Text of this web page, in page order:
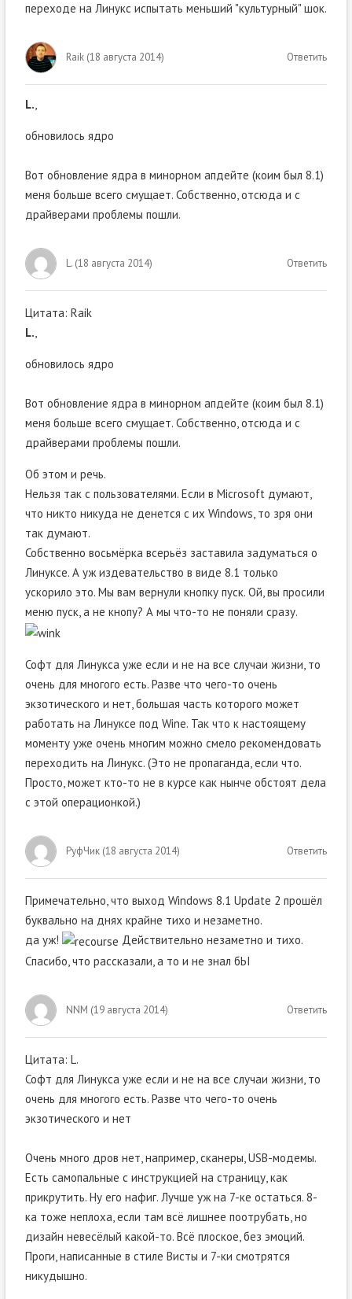
переходе на Линукс испытать меньший "культурный" шок.
Raik(18 августа 2014) Ответить
L.,
обновилось ядро
Вот обновление ядра в минорном апдейте (коим был 8.1)
меня больше всего смущает. Собственно, отсюда и с
драйверами проблемы пошли.
L.(18 августа 2014) Ответить
Цитата: Raik
L.,
обновилось ядро
Вот обновление ядра в минорном апдейте (коим был 8.1)
меня больше всего смущает. Собственно, отсюда и с
драйверами проблемы пошли.
Об этом и речь.
Нельзя так с пользователями. Если в Microsoft думают,
что никто никуда не денется с их Windows, то зря они
так думают.
Собственно восьмёрка всерьёз заставила задуматься о
Линуксе. А уж издевательство в виде 8.1 только
ускорило это. Мы вам вернули кнопку пуск. Ой, вы просили
меню пуск, а не кнопу? А мы что-то не поняли сразу.
Софт для Линукса уже если и не на все случаи жизни, то
очень для многого есть. Разве что чего-то очень
экзотического и нет, большая часть которого может
работать на Линуксе под Wine. Так что к настоящему
моменту уже очень многим можно смело рекомендовать
переходить на Линукс. (Это не пропаганда, если что.
Просто, может кто-то не в курсе как нынче обстоят дела
с этой операционкой.)
РуфЧик(18 августа 2014) Ответить
Примечательно, что выход Windows 8.1 Update 2 прошёл
буквально на днях крайне тихо и незаметно.
да уж!
Действительно незаметно и тихо.
Спасибо, что рассказали, а то и не знал бЬІ
NNM (19 августа 2014) Ответить
Цитата: L.
Софт для Линукса уже если и не на все случаи жизни, то
очень для многого есть. Разве что чего-то очень
экзотического и нет
Очень много дров нет, например, сканеры, USB-модемы.
Есть самопальные с инструкцией на страницу, как
прикрутить. Ну его нафиг. Лучше уж на 7-ке остаться. 8-
ка тоже неплоха, если там всё лишнее поотрубать, но
дизайн невесёлый какой-то. Всё плоское, без эмоций.
Проги, написанные в стиле Висты и 7-ки смотрятся
никудышно.